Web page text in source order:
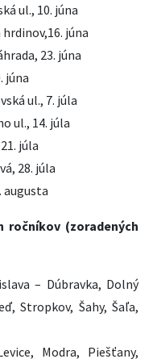
ul., 10. júna
júna
23. júna
júna
ul., 7. júla
ul., 14. júla
júla
28. júla
augusta
ročníkov (zoradených
– Dúbravka, Dolný
Stropkov, Šahy, Šaľa,
Modra, Piešťany,